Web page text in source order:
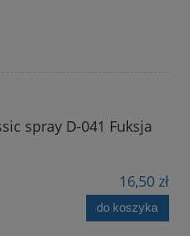
spray D-041 Fuksja
16,50 zł
do koszyka